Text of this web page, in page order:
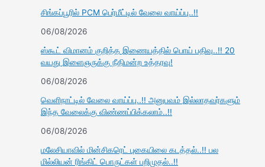
சிங்கப்பூரில் PCM பெர்மீட்டில் வேலை வாய்ப்பு..!!
06/08/2026
ஸ்கூட் விமானம் குறித்த இணையத்தில் பொய் பதிவு..!! 20
வயது இளைஞருக்கு நீதிமன்ற உத்தரவு!
06/08/2026
வெளிநாட்டில் வேலை வாய்ப்பு..!! அனுபவம் இல்லாதவர்களும்
இந்த வேலைக்கு விண்ணப்பிக்கலாம்..!!
06/08/2026
மலேசியாவில் மின்சிகரெட் புகையிலை கடத்தல்..!! பல
மில்லியன் ரிங்கிட் பொருட்கள் பறிமுதல்..!!